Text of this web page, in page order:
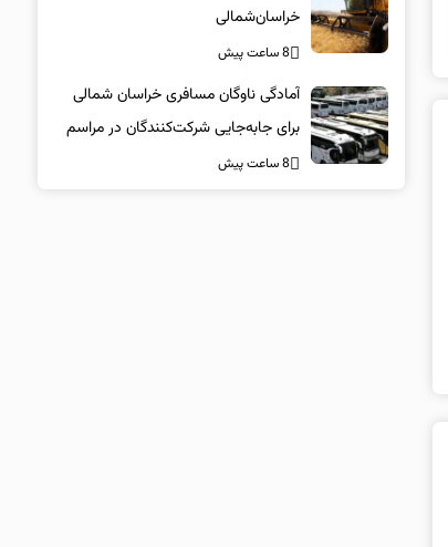
خراسان‌شمالی
8 ساعت پیش
آمادگی ناوگان مسافری خراسان شمالی
برای جابه‌جایی شرکت‌کنندگان در مراسم
تشییع پیکر مطهر امام شهید
8 ساعت پیش